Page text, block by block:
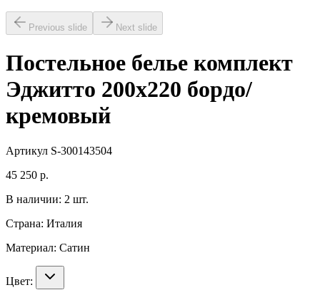
Previous slide Next slide
Постельное белье комплект
Эджитто 200х220 бордо/
кремовый
Артикул S-300143504
45 250 р.
В наличии: 2 шт.
Страна: Италия
Материал: Сатин
Цвет: